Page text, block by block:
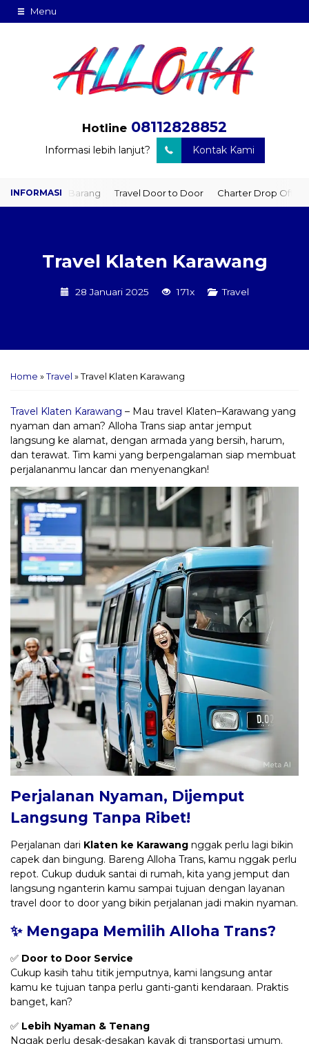
Menu
Hotline 08112828852
Informasi lebih lanjut? Kontak Kami
Barang Travel Door to Door Charter Drop Off Sewa
Travel Klaten Karawang
28 Januari 2025 171x Travel
Home » Travel » Travel Klaten Karawang
Travel Klaten Karawang – Mau travel Klaten–Karawang yang
nyaman dan aman? Alloha Trans siap antar jemput
langsung ke alamat, dengan armada yang bersih, harum,
dan terawat. Tim kami yang berpengalaman siap membuat
perjalananmu lancar dan menyenangkan!
Perjalanan Nyaman, Dijemput
Langsung Tanpa Ribet!
Perjalanan dari Klaten ke Karawang nggak perlu lagi bikin
capek dan bingung. Bareng Alloha Trans, kamu nggak perlu
repot. Cukup duduk santai di rumah, kita yang jemput dan
langsung nganterin kamu sampai tujuan dengan layanan
travel door to door yang bikin perjalanan jadi makin nyaman.
✨ Mengapa Memilih Alloha Trans?
✅ Door to Door Service
Cukup kasih tahu titik jemputnya, kami langsung antar
kamu ke tujuan tanpa perlu ganti-ganti kendaraan. Praktis
banget, kan?
✅ Lebih Nyaman & Tenang
Nggak perlu desak-desakan kayak di transportasi umum.